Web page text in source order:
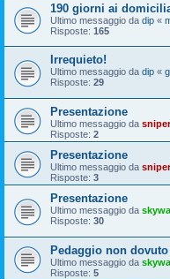
190 giorni ai
Ultimo messaggio da dip «
Risposte: 165
Irrequieto!
Ultimo messaggio da dip «
Risposte: 29
Presentazione
Ultimo messaggio da
Risposte: 2
Presentazione
Ultimo messaggio da
Risposte: 3
Presentazione
Ultimo messaggio da
Risposte: 30
Pedaggio non
Ultimo messaggio da
Risposte: 5